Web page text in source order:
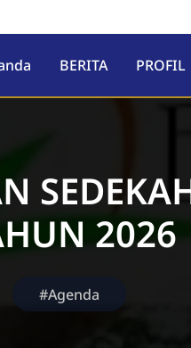
BERITA PROFIL
2026
#Agenda